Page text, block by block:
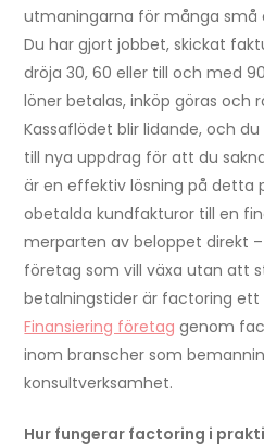
utmaningarna för många
Du har gjort jobbet, skickat
dröja 30, 60 eller till och med
löner betalas, inköp göras och
Kassaflödet blir lidande, och
till nya uppdrag för att du
är en effektiv lösning på detta
obetalda kundfakturor till en
merparten av beloppet direkt
företag som vill växa utan att
betalningstider är factoring
Finansiering företag genom
inom branscher som
konsultverksamhet.
Hur fungerar factoring i